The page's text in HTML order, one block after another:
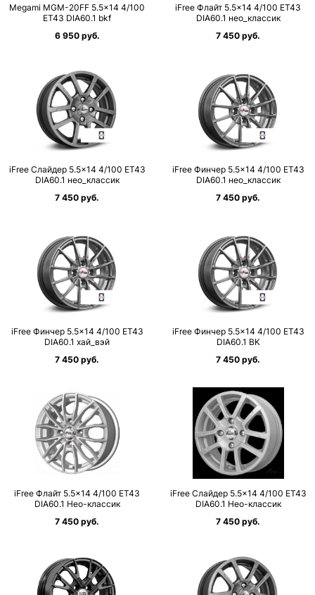
Megami MGM-20FF 5.5×14 4/100
ET43 DIA60.1 bkf
6 950 руб.
iFree Флайт 5.5×14 4/100 ET43
DIA60.1 нео_классик
7 450 руб.
iFree Слайдер 5.5×14 4/100 ET43
DIA60.1 нео_классик
7 450 руб.
iFree Финчер 5.5×14 4/100 ET43
DIA60.1 нео_классик
7 450 руб.
iFree Финчер 5.5×14 4/100 ET43
DIA60.1 хай_вэй
7 450 руб.
iFree Финчер 5.5×14 4/100 ET43
DIA60.1 BK
7 450 руб.
iFree Флайт 5.5×14 4/100 ET43
DIA60.1 Нео-классик
7 450 руб.
iFree Слайдер 5.5×14 4/100 ET43
DIA60.1 Нео-классик
7 450 руб.